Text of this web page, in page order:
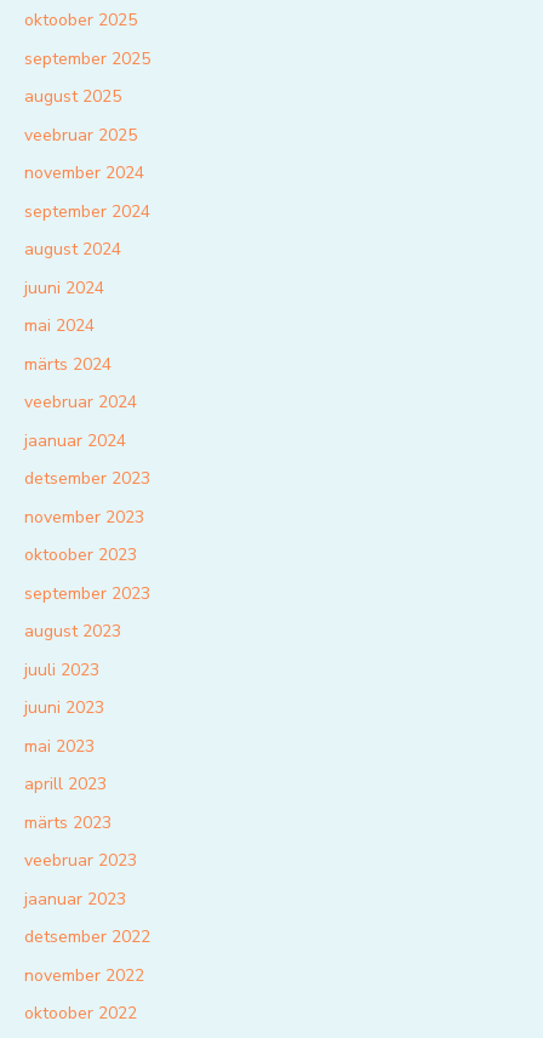
oktoober 2025
september 2025
august 2025
veebruar 2025
november 2024
september 2024
august 2024
juuni 2024
mai 2024
märts 2024
veebruar 2024
jaanuar 2024
detsember 2023
november 2023
oktoober 2023
september 2023
august 2023
juuli 2023
juuni 2023
mai 2023
aprill 2023
märts 2023
veebruar 2023
jaanuar 2023
detsember 2022
november 2022
oktoober 2022